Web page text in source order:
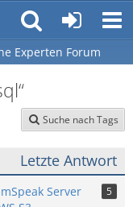
Experten Forum
Suche nach Tags
Letzte Antwort
Server
5